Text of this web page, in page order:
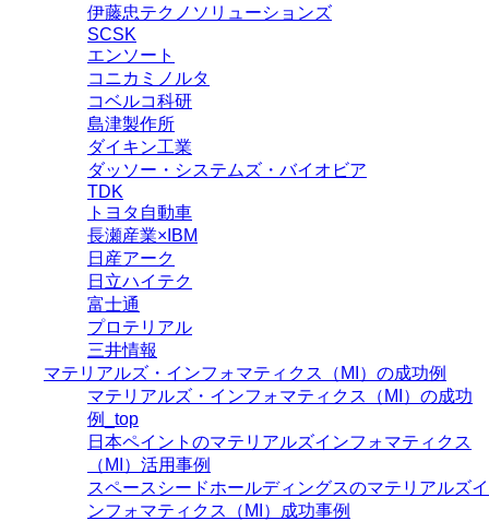
伊藤忠テクノソリューションズ
SCSK
エンソート
コニカミノルタ
コベルコ科研
島津製作所
ダイキン工業
ダッソー・システムズ・バイオビア
TDK
トヨタ自動車
長瀬産業×IBM
日産アーク
日立ハイテク
富士通
プロテリアル
三井情報
マテリアルズ・インフォマティクス（MI）の成功例
マテリアルズ・インフォマティクス（MI）の成功
例_top
日本ペイントのマテリアルズインフォマティクス
（MI）活用事例
スペースシードホールディングスのマテリアルズイ
ンフォマティクス（MI）成功事例